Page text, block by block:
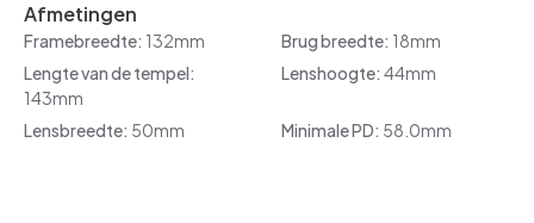
Afmetingen
Framebreedte: 132mm Brug breedte: 18mm
Lengte van de tempel:
143mm
Lenshoogte: 44mm
Lensbreedte: 50mm Minimale PD: 58.0mm